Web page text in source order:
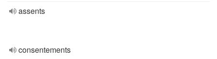
assents
consentements